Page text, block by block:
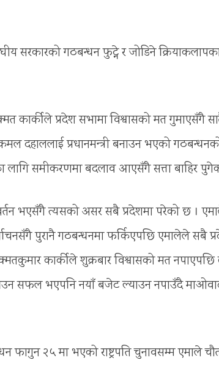
सरकारको गठबन्धन फुट्ने र जोडिने
कार्कीले प्रदेश सभामा विश्वासको मत गुमाएसँगै
दहाललाई प्रधानमन्त्री बनाउन भएको
लागि समीकरणमा बदलाव आएसँगै सत्ता बाहिर
भएसँगै त्यसको असर सबै प्रदेशमा परेको छ ।
पुरानै गठबन्धनमा फर्किएपछि एमालेले
कार्कीले शुक्रबार विश्वासको मत
सफल भएपनि नयाँ बजेट ल्याउन नपाउँदै
२५ मा भएको राष्ट्रपति चुनावसम्म एमाले